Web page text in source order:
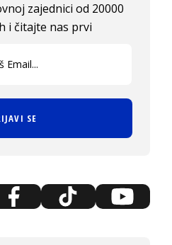
zajednici od 20000
i čitajte nas prvi
SE